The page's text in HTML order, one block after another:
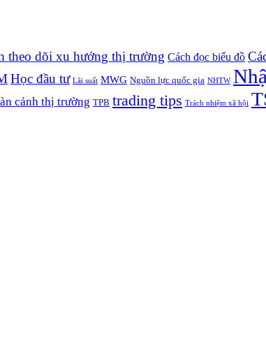
theo dõi xu hướng thị trường Cách đọc biểu đồ
Học đầu tư Lãi suất MWG Nguồn lực quốc gia NHTW
cảnh thị trường TPB trading tips Trách nhiệm xã hội